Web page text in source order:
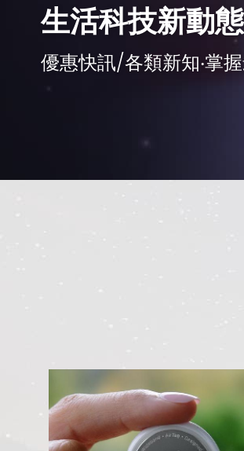
生活科技新動態
優惠快訊/各類新知‧掌